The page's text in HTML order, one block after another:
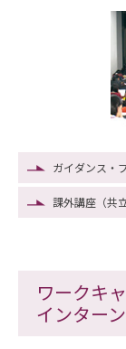
ガイダンス・
課外講座（共
ワークキ
インター